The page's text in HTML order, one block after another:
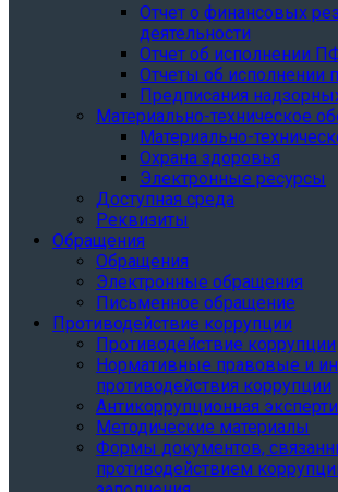
Отчет о финансовых
деятельности
Отчет об исполнении
Отчеты об исполнении
Предписания
Материально-техническое
Материально-
Охрана здоровья
Электронные ресурсы
Доступная среда
Реквизиты
Обращения
Обращения
Электронные обращения
Письменное обращение
Противодействие коррупции
Противодействие коррупции
Нормативные правовые и
противодействия коррупции
Антикоррупционная
Методические материалы
Формы документов,
противодействием